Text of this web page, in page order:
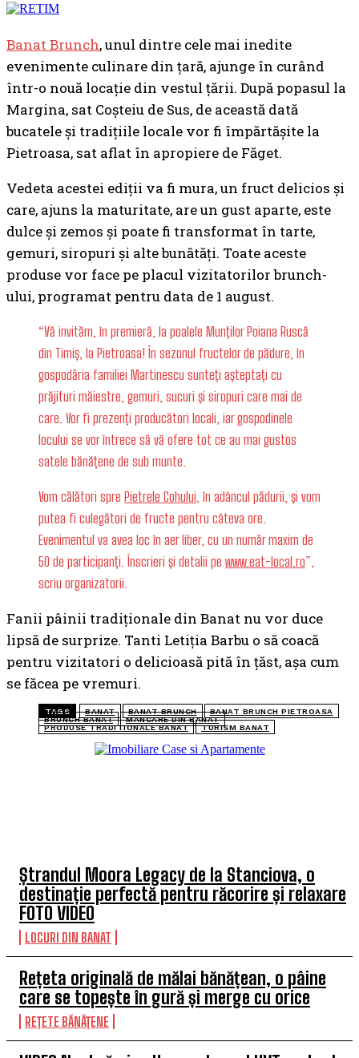
Ștrandul Moora Legacy de la Stanciova, o
destinație perfectă pentru răcorire și relaxare
FOTO VIDEO
LOCURI DIN BANAT
Rețeta originală de mălai bănățean, o pâine
care se topește în gură și merge cu orice
REȚETE BĂNĂȚENE
Banat Brunch, unul dintre cele mai inedite
evenimente culinare din țară, ajunge în curând
într-o nouă locație din vestul țării. După popasul la
Margina, sat Coșteiu de Sus, de această dată
bucatele și tradițiile locale vor fi împărtășite la
Pietroasa, sat aflat în apropiere de Făget.
Vedeta acestei ediții va fi mura, un fruct delicios și
care, ajuns la maturitate, are un gust aparte, este
dulce și zemos și poate fi transformat în tarte,
gemuri, siropuri și alte bunătăți. Toate aceste
produse vor face pe placul vizitatorilor brunch-
ului, programat pentru data de 1 august.
“Vă invităm, în premieră, la poalele Munților Poiana Ruscă
din Timiș, la Pietroasa! În sezonul fructelor de pădure, în
gospodăria familiei Martinescu sunteți așteptați cu
prăjituri măiestre, gemuri, sucuri și siropuri care mai de
care. Vor fi prezenți producători locali, iar gospodinele
locului se vor întrece să vă ofere tot ce au mai gustos
satele bănățene de sub munte.
Vom călători spre Pietrele Cohului , în adâncul pădurii, și vom
putea fi culegători de fructe pentru câteva ore.
Evenimentul va avea loc în aer liber, cu un număr maxim de
50 de participanți. Înscrieri și detalii pe www.eat-local.ro”,
scriu organizatorii.
Fanii pâinii tradiționale din Banat nu vor duce
lipsă de surprize. Tanti Letiția Barbu o să coacă
pentru vizitatori o delicioasă pită în țăst, așa cum
se făcea pe vremuri.
TAGS BANAT BANAT BRUNCH
BANAT BRUNCH PIETROASA
BRUNCH BANAT
MANCARE DIN BANAT
PRODUSE TRADITIONALE BANAT
TURISM BANAT